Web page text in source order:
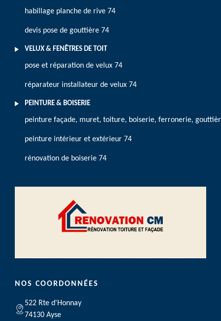
habillage planche de rive 74
devis pose de gouttière 74
VELUX & FENÊTRES DE TOIT
pose et réparation de velux 74
réparateur installateur de velux 74
PEINTURE & BOISERIE
peinture façade, muret, toiture, boiserie, ferronerie,
peinture intérieur et extérieur 74
rénovation de boiserie 74
NOS COORDONNÉES
522 Rte d'Honnay
74130 Ayse